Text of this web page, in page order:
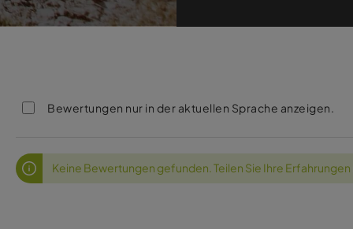
Bewertungen nur in der aktuellen Sprache anzeigen.
Keine Bewertungen gefunden. Teilen Sie Ihre